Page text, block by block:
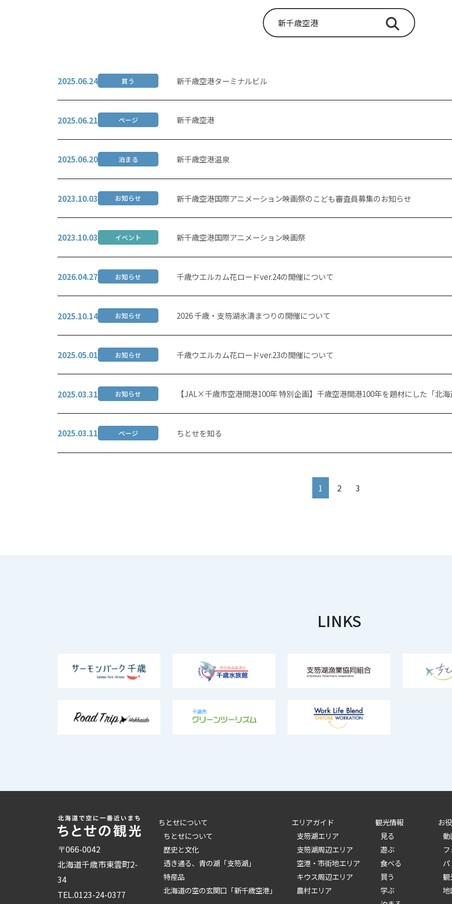
2025.06.24 買う 新千歳空港ターミナルビル
2025.06.21 ページ 新千歳空港
2025.06.20 泊まる 新千歳空港温泉
2023.10.03 お知らせ 新千歳空港国際アニメーション映画祭のこども審査員募集のお知らせ
2023.10.03 イベント 新千歳空港国際アニメーション映画祭
2026.04.27 お知らせ 千歳ウエルカム花ロードver.24の開催について
2025.10.14 お知らせ 2026 千歳・支笏湖氷濤まつりの開催について
2025.05.01 お知らせ 千歳ウエルカム花ロードver.23の開催について
2025.03.31 お知らせ 【JAL×千歳市空港開港100年 特別企画】千歳空港開港100年を題材にした「北
2025.03.11 ページ ちとせを知る
1 2 3
LINKS
〒066-0042
北海道千歳市東雲町2-
34
TEL.0123-24-0377
ちとせについて
ちとせについて
歴史と文化
透き通る、青の湖「支笏湖」
特産品
北海道の空の玄関口「新千歳空港」
エリアガイド
支笏湖エリア
支笏湖周辺エリア
空港・市街地エリア
キウス周辺エリア
農村エリア
観光情報
見る
遊ぶ
食べる
買う
学ぶ
お
パ
観
地